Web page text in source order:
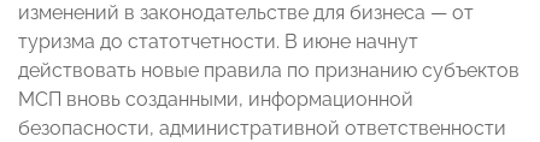
изменений в законодательстве для бизнеса — от
туризма до статотчетности. В июне начнут
действовать новые правила по признанию субъектов
МСП вновь созданными, информационной
безопасности, административной ответственности